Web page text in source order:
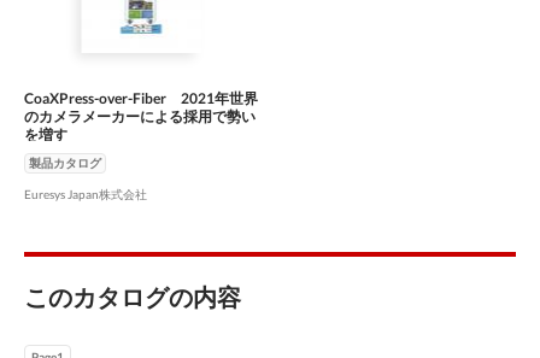
CoaXPress-over-Fiber 2021年世界
のカメラメーカーによる採用で勢い
を増す
製品カタログ
Euresys Japan株式会社
このカタログの内容